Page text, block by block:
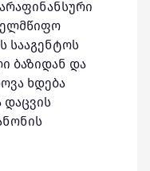
სააგენტოს
ბაზიდან და
ხდება
დაცვის